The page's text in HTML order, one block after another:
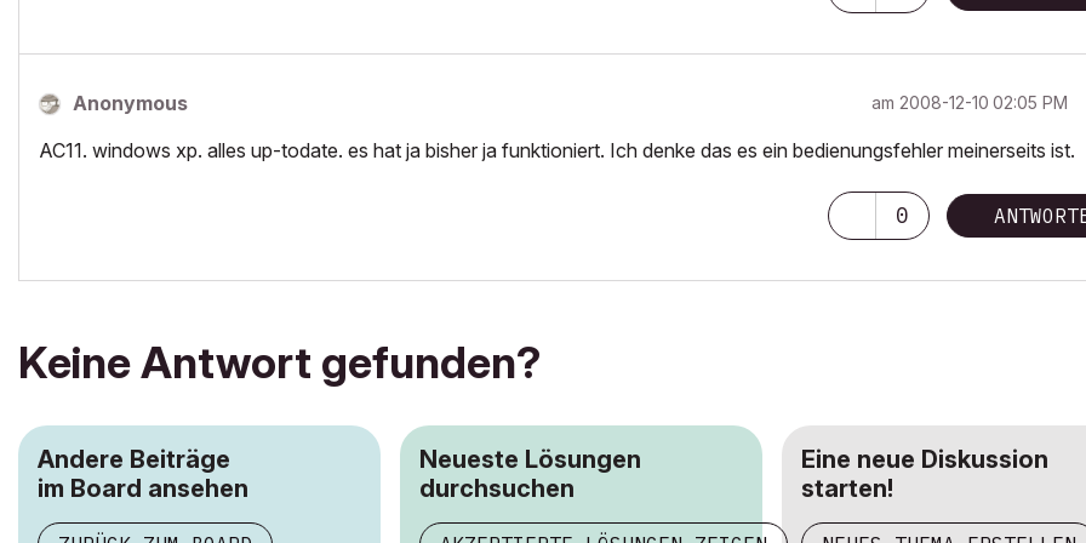
Anonymous am ‎2008-12-10 02:05 PM
AC11. windows xp. alles up-todate. es hat ja bisher ja funktioniert. Ich denke das es ein bedienungsfehler meinerseits ist.
0
Keine Antwort gefunden?
Andere Beiträge
im Board ansehen
Neueste Lösungen
durchsuchen
Eine neue Diskussion
starten!